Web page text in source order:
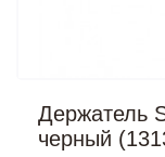
Держатель
черный